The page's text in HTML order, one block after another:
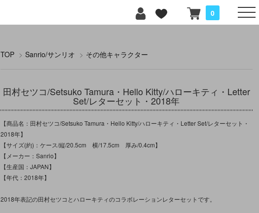
0
TOP > Sanrio/サンリオ > その他キャラクター
田村セツコ/Setsuko Tamura・Hello Kitty/ハローキティ・Letter
Set/レターセット・2018年
【商品名：田村セツコ/Setsuko Tamura・Hello Kitty/ハローキティ・Letter Set/レターセット・
2018年】
【サイズ(約)：ケース/縦/20.5cm 横/17.5cm 厚み/0.4cm】
【メーカー：Sanrio】
【生産国：JAPAN】
【年代：2018年】
2018年表記の田村セツコとハローキティのコラボレーションレターセットです。